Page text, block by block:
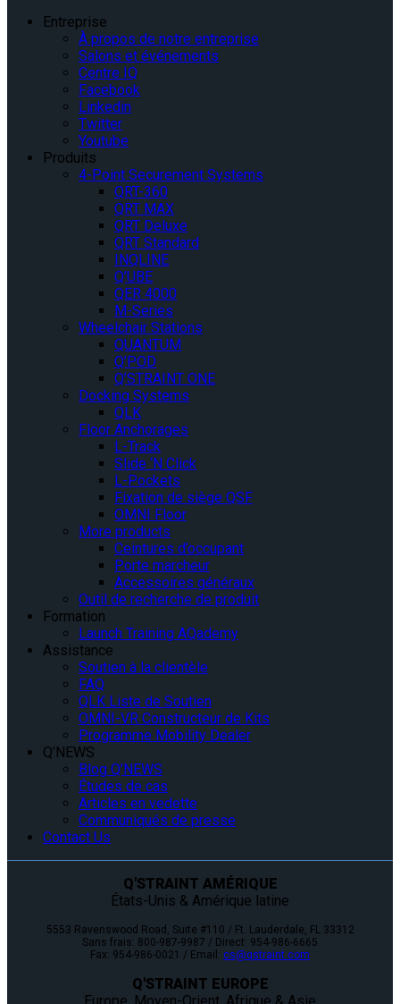
Entreprise
À propos de notre entreprise
Salons et événements
Centre IQ
Facebook
Linkedin
Twitter
Youtube
Produits
4-Point Securement Systems
QRT-360
QRT MAX
QRT Deluxe
QRT Standard
INQLINE
Q’UBE
QER 4000
M-Series
Wheelchair Stations
QUANTUM
Q’POD
Q’STRAINT ONE
Docking Systems
QLK
Floor Anchorages
L-Track
Slide ‘N Click
L-Pockets
Fixation de siège QSF
OMNI Floor
More products
Ceintures d’occupant
Porte marcheur
Accessoires généraux
Outil de recherche de produit
Formation
Launch Training AQademy
Assistance
Soutien à la clientèle
FAQ
QLK Liste de Soutien
OMNI-VR Constructeur de Kits
Programme Mobility Dealer
Q’NEWS
Blog Q’NEWS
Études de cas
Articles en vedette
Communiqués de presse
Contact Us
Q'STRAINT AMÉRIQUE
États-Unis & Amérique latine
5553 Ravenswood Road, Suite #110 / Ft. Lauderdale, FL 33312
Sans frais: 800-987-9987 / Direct: 954-986-6665
Fax: 954-986-0021 / Email: cs@qstraint.com
Q'STRAINT EUROPE